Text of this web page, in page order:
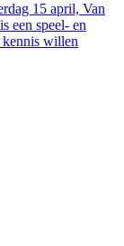
15 april, Van
een speel- en
kennis willen